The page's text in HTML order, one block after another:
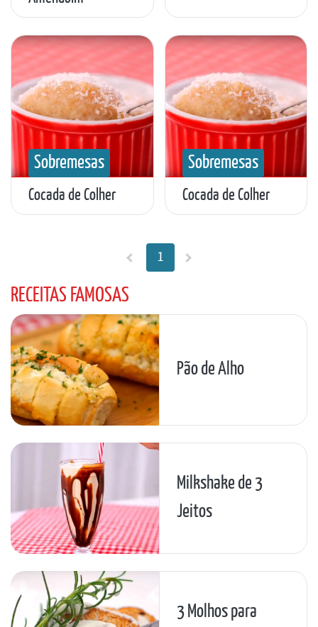
Sobremesas
Cocada de Colher
Sobremesas
Cocada de Colher
1
RECEITAS FAMOSAS
Pão de Alho
Milkshake de 3
Jeitos
3 Molhos para